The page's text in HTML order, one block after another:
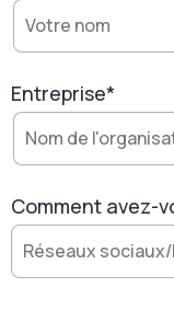
Entreprise*
Comment avez-